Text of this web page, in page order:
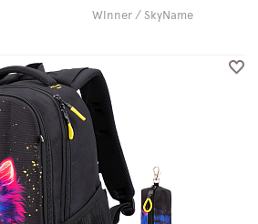
Winner / SkyName